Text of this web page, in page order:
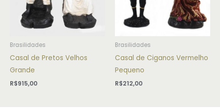
Brasilidades
Casal de Pretos Velhos
Grande
R$915,00
Brasilidades
Casal de Ciganos Vermelho
Pequeno
R$212,00